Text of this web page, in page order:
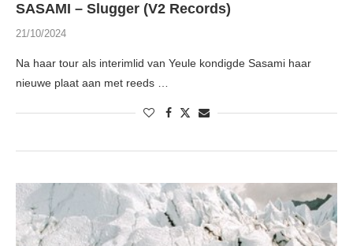
SASAMI – Slugger (V2 Records)
21/10/2024
Na haar tour als interimlid van Yeule kondigde Sasami haar
nieuwe plaat aan met reeds …